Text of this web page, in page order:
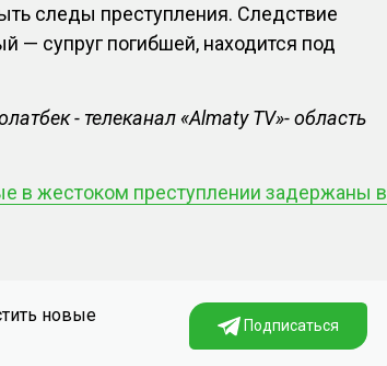
следы преступления. Следствие
— супруг погибшей, находится под
- телеканал «Almaty TV»- область
в жестоком преступлении задержаны в
новые
Подписаться